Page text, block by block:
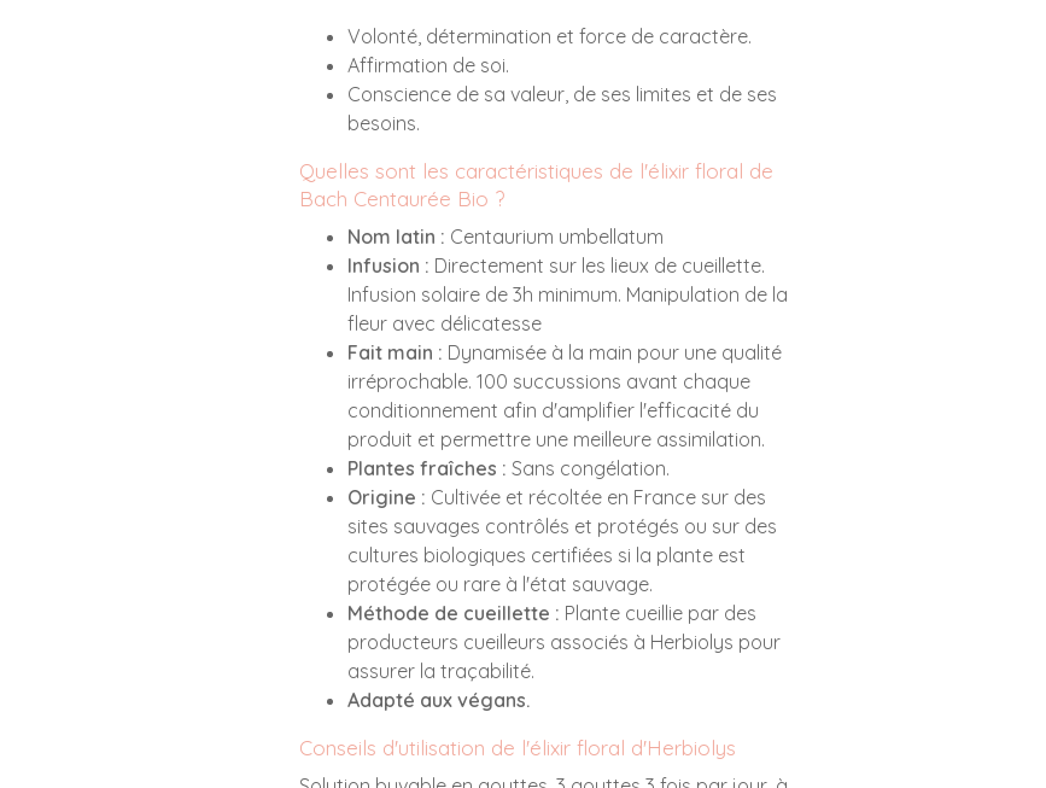
Volonté, détermination et force de caractère.
Affirmation de soi.
Conscience de sa valeur, de ses limites et de ses
besoins.
Quelles sont les caractéristiques de l'élixir floral de
Bach Centaurée Bio ?
Nom latin : Centaurium umbellatum
Infusion : Directement sur les lieux de cueillette.
Infusion solaire de 3h minimum. Manipulation de la
fleur avec délicatesse
Fait main : Dynamisée à la main pour une qualité
irréprochable. 100 succussions avant chaque
conditionnement afin d'amplifier l'efficacité du
produit et permettre une meilleure assimilation.
Plantes fraîches : Sans congélation.
Origine : Cultivée et récoltée en France sur des
sites sauvages contrôlés et protégés ou sur des
cultures biologiques certifiées si la plante est
protégée ou rare à l'état sauvage.
Méthode de cueillette : Plante cueillie par des
producteurs cueilleurs associés à Herbiolys pour
assurer la traçabilité.
Adapté aux végans.
Conseils d'utilisation de l'élixir floral d'Herbiolys